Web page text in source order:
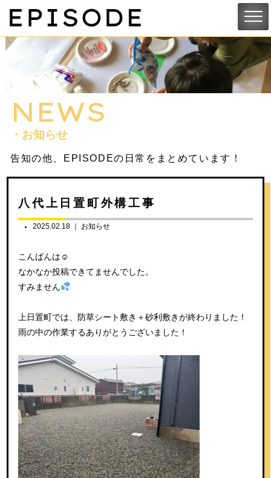
NEWS
・お知らせ
告知の他、EPISODEの日常をまとめています！
八代上日置町外構工事
2025.02.18 ｜ お知らせ
こんばんは☺︎
なかなか投稿できてませんでした。
すみません
上日置町では、防草シート敷き＋砂利敷きが終わりました！
雨の中の作業するありがとうございました！